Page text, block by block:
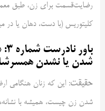
رضایت‌قسمت برای زن، طبق
کلیتوریس (با دست، دهان یا
شدن یا نشدن
حقیقت: این که زنان هنگامی
شدن زن چیست، همیشه با